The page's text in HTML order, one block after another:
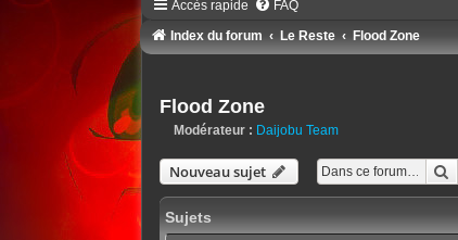
Accès rapide FAQ
Index du forum Le Reste Flood Zone
Flood Zone
Modérateur : Daijobu Team
Nouveau sujet
Sujets